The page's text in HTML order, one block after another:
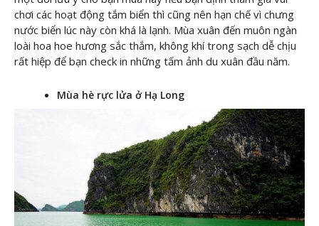
chơi các hoạt động tắm biển thì cũng nên hạn chế vì chưng
nước biển lúc này còn khá là lạnh. Mùa xuân đến muôn ngàn
loài hoa hoe hương sắc thắm, không khí trong sạch dễ chịu
rất hiệp để bạn check in những tấm ảnh du xuân đầu năm.
Mùa hè rực lửa ở Hạ Long